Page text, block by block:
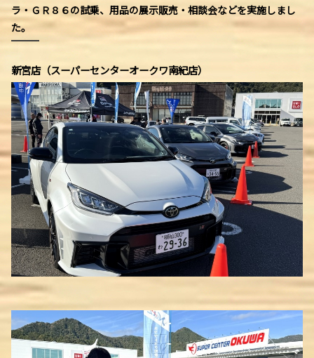
ラ・ＧＲ８６の試乗、用品の展示販売・相談会などを実施しまし
た。
新宮店（スーパーセンターオークワ南紀店）